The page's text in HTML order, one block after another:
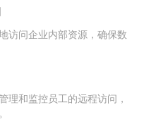
访问企业内部资源，确保数
理和监控员工的远程访问，